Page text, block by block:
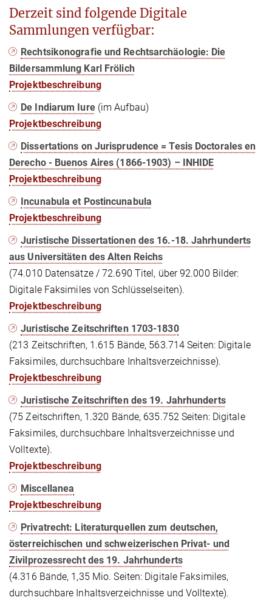
Derzeit sind folgende Digitale
Sammlungen verfügbar:
Rechtsikonografie und Rechtsarchäologie: Die
Bildersammlung Karl Frölich
Projektbeschreibung
De Indiarum Iure(im Aufbau)
Projektbeschreibung
Dissertations on Jurisprudence = Tesis Doctorales en
Derecho - Buenos Aires (1866-1903) – INHIDE
Projektbeschreibung
Incunabula et Postincunabula
Projektbeschreibung
Juristische Dissertationen des 16.-18. Jahrhunderts
aus Universitäten des Alten Reichs
(74.010 Datensätze / 72.690 Titel, über 92.000 Bilder:
Digitale Faksimiles von Schlüsselseiten).
Projektbeschreibung
Juristische Zeitschriften 1703-1830
(213 Zeitschriften, 1.615 Bände, 563.714 Seiten: Digitale
Faksimiles, durchsuchbare Inhaltsverzeichnisse).
Projektbeschreibung
Juristische Zeitschriften des 19. Jahrhunderts
(75 Zeitschriften, 1.320 Bände, 635.752 Seiten: Digitale
Faksimiles, durchsuchbare Inhaltsverzeichnisse und
Volltexte).
Projektbeschreibung
Miscellanea
Projektbeschreibung
Privatrecht: Literaturquellen zum deutschen,
österreichischen und schweizerischen Privat- und
Zivilprozessrecht des 19. Jahrhunderts
(4.316 Bände, 1,35 Mio. Seiten: Digitale Faksimiles,
durchsuchbare Inhaltsverzeichnisse und Volltexte).